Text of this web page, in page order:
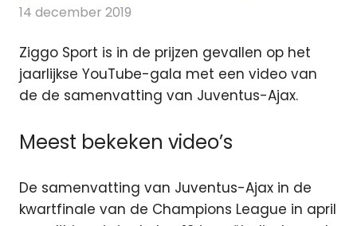
14 december 2019
Ziggo Sport is in de prijzen gevallen op het
jaarlijkse YouTube-gala met een video van
de de samenvatting van Juventus-Ajax.
Meest bekeken video’s
De samenvatting van Juventus-Ajax in de
kwartfinale van de Champions League in april